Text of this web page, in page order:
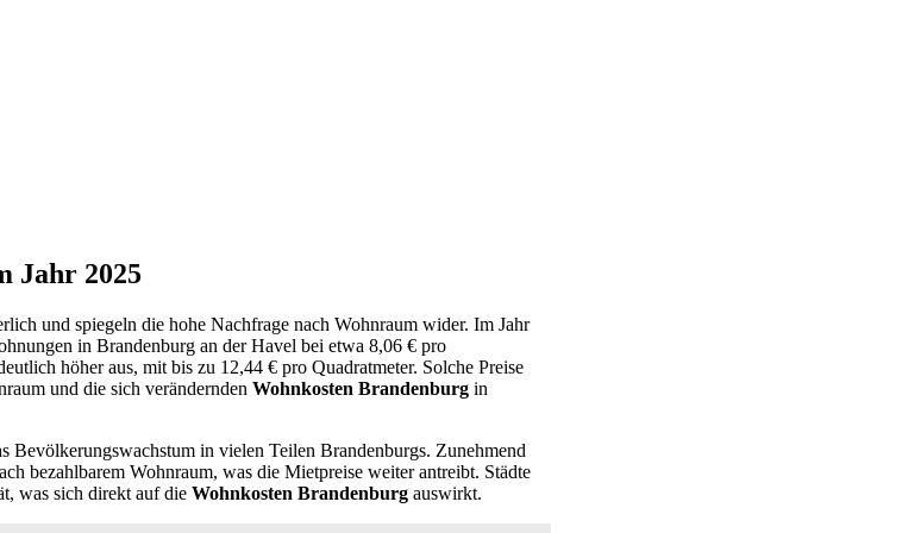
Jahr 2025
und spiegeln die hohe Nachfrage nach Wohnraum wider. Im Jahr
in Brandenburg an der Havel bei etwa 8,06 € pro
höher aus, mit bis zu 12,44 € pro Quadratmeter. Solche Preise
und die sich verändernden Wohnkosten Brandenburg in
Bevölkerungswachstum in vielen Teilen Brandenburgs. Zunehmend
bezahlbarem Wohnraum, was die Mietpreise weiter antreibt. Städte
was sich direkt auf die Wohnkosten Brandenburg auswirkt.